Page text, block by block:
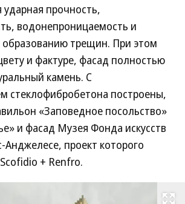
прочность,
водонепроницаемость и
образованию трещин. При этом
и фактуре, фасад полностью
камень. С
стеклофибробетона построены,
«Заповедное посольство»
и фасад Музея Фонда искусств
Анджелесе, проект которого
+ Renfro.